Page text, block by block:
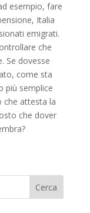
esempio, fare
Italia
emigrati.
che
Se dovesse
come sta
più semplice
che attesta la
che dover
Cerca